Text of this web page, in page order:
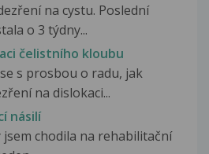
na cystu. Poslední
o 3 týdny...
čelistního kloubu
s prosbou o radu, jak
na dislokaci...
násilí
chodila na rehabilitační